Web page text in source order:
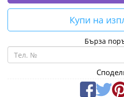
Intel
UHD
Graphics,
Wi-
Купи на
Бърза